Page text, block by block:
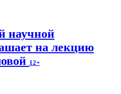
научной
на лекцию
12+